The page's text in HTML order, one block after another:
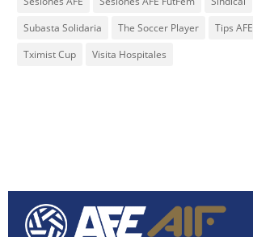
Subasta Solidaria
The Soccer Player Tips AFE
Tximist Cup
Visita Hospitales